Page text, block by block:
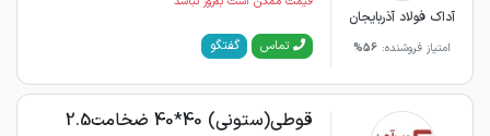
آداک فولاد آذربایجان
امتیاز فروشنده: 56% تماس گفتگو
قوطی(ستونی) 40*40 ضخامت2.5